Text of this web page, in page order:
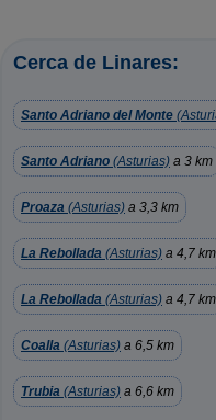
Cerca de Linares:
Santo Adriano del Monte
Santo Adriano (Asturias) a 3 km
Proaza (Asturias) a 3,3 km
La Rebollada (Asturias) a 4,7 km
La Rebollada (Asturias) a 4,7 km
Coalla (Asturias) a 6,5 km
Trubia (Asturias) a 6,6 km